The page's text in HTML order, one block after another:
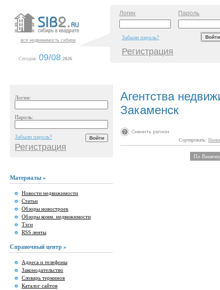
вся недвижимость сибири
Сегодня: 09/08 2026
Логин Пароль
Забыли пароль?
Регистрация
Логин:
Пароль:
Забыли пароль?
Регистрация
Материалы »
Новости недвижимости
Статьи
Обзоры новостроек
Обзоры комм. недвижимости
Тэги
RSS ленты
Справочный центр »
Адреса и телефоны
Законодательство
Словарь терминов
Каталог сайтов
Агентства
Закаменск
Сортировать:
По Вашему